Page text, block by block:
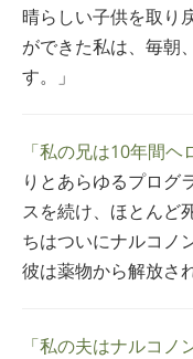
晴らしい子供を取り
ができた私は、毎朝
す。」
「私の兄は10年間
りとあらゆるプログ
スを続け、ほとんど
ちはついにナルコノ
彼は薬物から解放さ
「私の夫はナルコ